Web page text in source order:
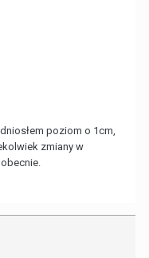
poziom o 1cm,
zmiany w